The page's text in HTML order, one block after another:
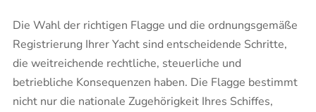
Die Wahl der richtigen Flagge und die ordnungsgemäße
Registrierung Ihrer Yacht sind entscheidende Schritte,
die weitreichende rechtliche, steuerliche und
betriebliche Konsequenzen haben. Die Flagge bestimmt
nicht nur die nationale Zugehörigkeit Ihres Schiffes,